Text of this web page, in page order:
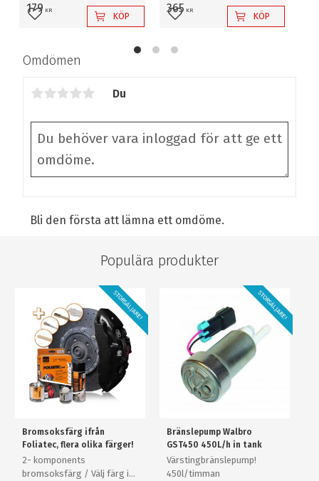
Omdömen
Du
Bli den första att lämna ett omdöme.
179 KR
Lägg till i favoriter
KÖP
365 KR
Lägg till i favoriter
KÖP
Populära produkter
Bromsoksfärg ifrån
Foliatec, flera olika färger!
2- komponents
bromsoksfärg / Välj färg i
STORSÄLJARE!
Bränslepump Walbro
GST450 450L/h in tank
Värstingbränslepump!
450l/timman
STORSÄLJARE!